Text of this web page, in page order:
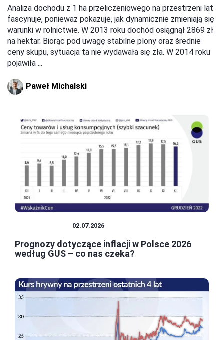
Analiza dochodu z 1 ha przeliczeniowego na przestrzeni lat
fascynuje, ponieważ pokazuje, jak dynamicznie zmieniają się
warunki w rolnictwie. W 2013 roku dochód osiągnął 2869 zł
na hektar. Biorąc pod uwagę stabilne plony oraz średnie
ceny skupu, sytuacja ta nie wydawała się zła. W 2014 roku
pojawiła ...
Paweł Michalski
02.07.2026
Prognozy dotyczące inflacji w Polsce 2026
według GUS – co nas czeka?